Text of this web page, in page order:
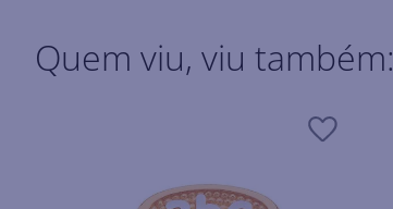
Quem viu, viu também: